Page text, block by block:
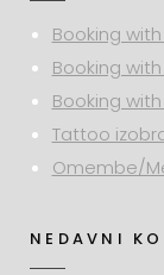
Booking
Booking
Booking
Tattoo
Omembe/
NEDAVNI